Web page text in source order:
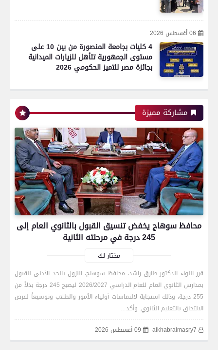
06 أغسطس 2026
4 كليات بجامعة المنصورة من بين 10 على
مستوى الجمهورية تتأهل للزيارات الميدانية
بجائزة مصر للتميز الحكومي 2026
مشاركة مميزة
محافظ سوهاج يخفض تنسيق القبول بالثانوي العام إلى
245 درجة في مرحلته الثانية
مختار لك
قرر اللواء الدكتور طارق راشد، محافظ سوهاج، النزول بالحد الأدنى للقبول
بمدارس الثانوي العام للعام الدراسي 2026/2027 ليصبح 245 درجة بدلاً من
255 درجة، وذلك استجابة لالتماسات أولياء الأمور والطلاب وتوسيعاً لفرص
الالتحاق بالتعليم الثانوي. وأكد…
alkhabralmasry7
09 أغسطس 2026
رياضة
اتحاد العاصمة الجزائرى بطلاً لكأس الكونفدرالية
الإفريقية للمرة الثانية في تاريخه
رياضة
بعدسة الخبر المصري| شاهد أبرز لقطات الشوط
الأول لمباراة الزمالك واتحاد العاصمة الجزائري فى
نهائي كأس الكونفدرالية الإفريقية
رياضة
بعدسة الخبر المصري| شاهد أبرز لقطات مباراة زد و